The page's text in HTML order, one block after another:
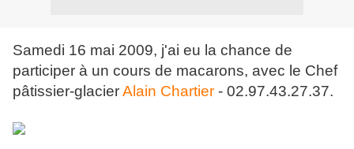
Samedi 16 mai 2009, j'ai eu la chance de
participer à un cours de macarons, avec le Chef
pâtissier-glacierAlain Chartier - 02.97.43.27.37.